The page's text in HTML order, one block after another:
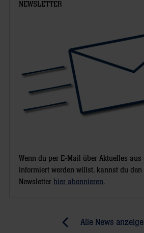
NEWSLETTER
Wenn du per E-Mail über Aktuelles aus
informiert werden willst, kannst du den
Newsletter hier abonnieren.
Alle News